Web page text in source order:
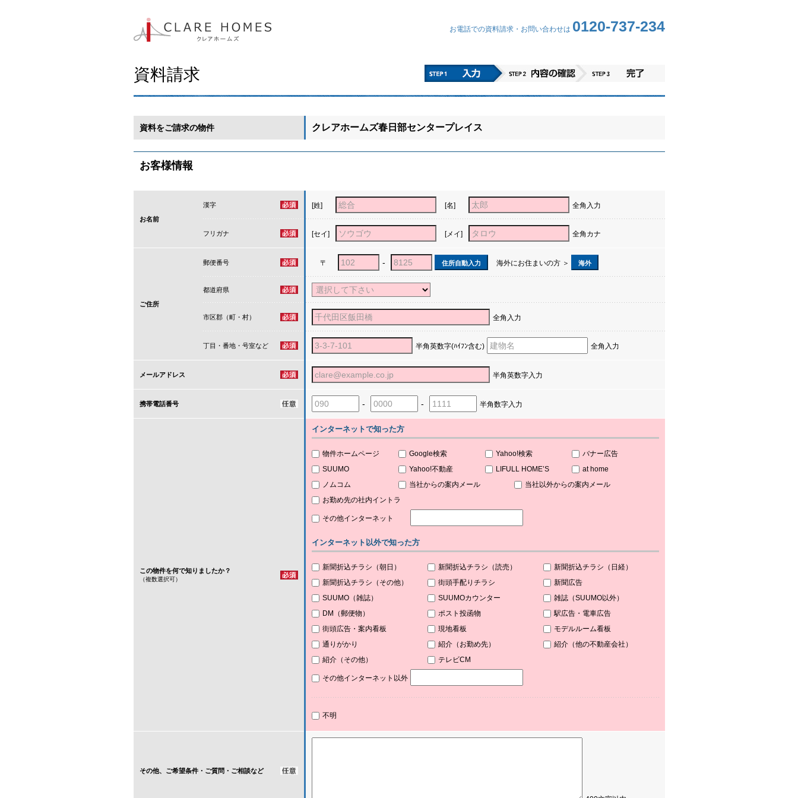
お電話での資料請求・ お問い合わせは 0120-737-234
資料請求
資料をご請求の物件 クレアホームズ春日部センタープレイス
お客様情報
お名前
漢字 [姓] [名] 全角入力
フリガナ [セイ] [メイ] 全角カナ
ご住所
郵便番号 〒 - 住所自動入力 海外にお住まいの方 ＞ 海外
都道府県
市区郡（町・村） 全角入力
丁目・番地・号室など 半角英数字(ﾊｲﾌﾝ含む) 全角入力
メールアドレス 半角英数字入力
携帯電話番号 - - 半角数字入力
この物件を何で知りましたか？
（複数選択可）
インターネットで知った方
物件ホームページ Google検索 Yahoo!検索
バナー広告
SUUMO
Yahoo!不動産 LIFULL HOME’S
at home
ノムコム
当社からの案内メール
当社以外からの案内メール
お勤め先の社内イントラ
その他インターネット
インターネット以外で知った方
新聞折込チラシ（朝日） 新聞折込チラシ（読売）
新聞折込チラシ（日経）
新聞折込チラシ（その他）
街頭手配りチラシ
新聞広告
SUUMO（雑誌）
SUUMOカウンター
雑誌（SUUMO以外）
DM（郵便物）
ポスト投函物
駅広告・電車広告
街頭広告・案内看板
現地看板
モデルルーム看板
通りがかり
紹介（お勤め先）
紹介（他の不動産会社）
紹介（その他）
テレビCM
その他インターネット以外
不明
その他、ご希望条件・ ご質問・ご相談など